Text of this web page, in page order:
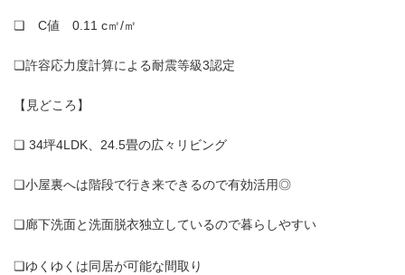
❏ C値 0.11 c㎡/㎡
❏許容応力度計算による耐震等級3認定
【見どころ】
❏ 34坪4LDK、24.5畳の広々リビング
❏小屋裏へは階段で行き来できるので有効活用◎
❏廊下洗面と洗面脱衣独立しているので暮らしやすい
❏ゆくゆくは同居が可能な間取り